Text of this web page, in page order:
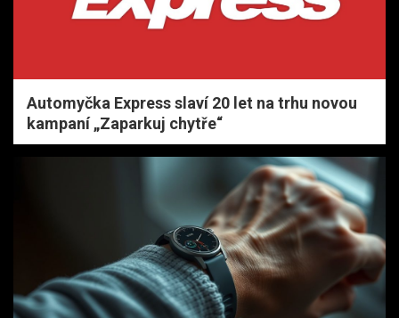
Automyčka Express slaví 20 let na trhu novou
kampaní „Zaparkuj chytře“